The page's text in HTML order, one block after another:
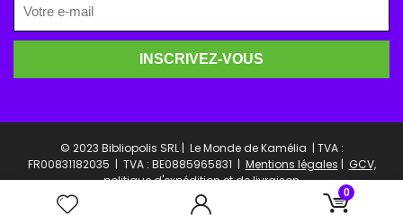
0
© 2023 Bibliopolis SRL | Le Monde de Kamélia | TVA :
FR00831182035 | TVA : BE0885965831 | Mentions légales | GCV,
politique d'expédition et de livraison